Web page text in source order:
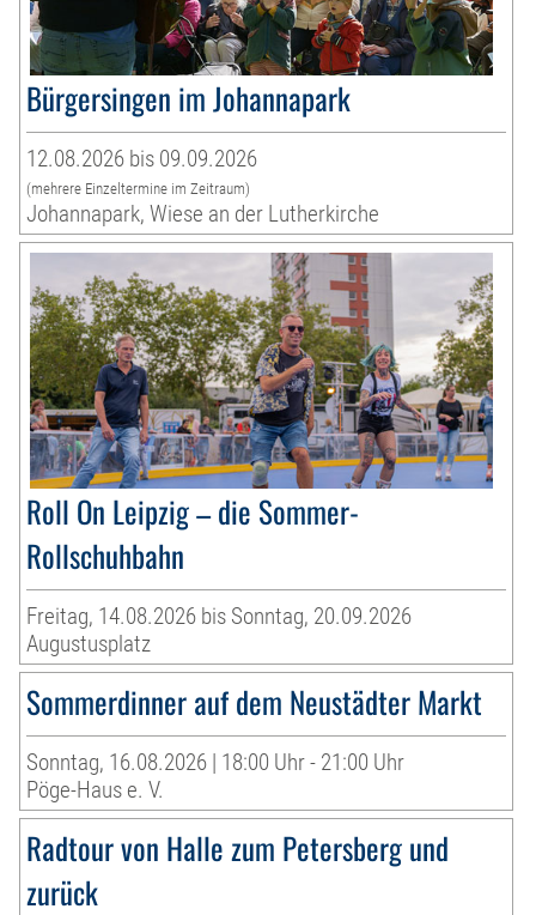
Bürgersingen im Johannapark
12.08.2026 bis 09.09.2026
(mehrere Einzeltermine im Zeitraum)
Johannapark, Wiese an der Lutherkirche
Roll On Leipzig – die Sommer-
Rollschuhbahn
Freitag, 14.08.2026 bis Sonntag, 20.09.2026
Augustusplatz
Sommerdinner auf dem Neustädter Markt
Sonntag, 16.08.2026 | 18:00 Uhr - 21:00 Uhr
Pöge-Haus e. V.
Radtour von Halle zum Petersberg und
zurück